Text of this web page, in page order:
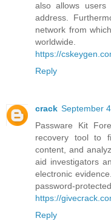
also allows users
address.
network from
worldwide.
https://
Reply
crack September
Passware Kit
recovery tool to
content, and
aid investigators
electronic
password-
https://
Reply